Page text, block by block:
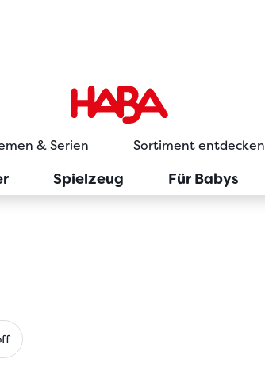
& Serien Sortiment entdecken
Spielzeug Für Babys